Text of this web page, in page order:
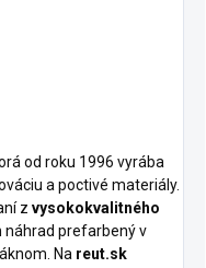
od roku 1996 vyrába
a poctivé materiály.
z vysokokvalitného
náhrad prefarbený v
Na reut.sk